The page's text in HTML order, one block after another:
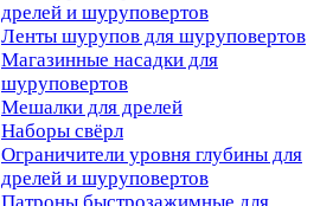
дрелей и шуруповертов
Ленты шурупов для шуруповертов
Магазинные насадки для
шуруповертов
Мешалки для дрелей
Наборы свёрл
Ограничители уровня глубины для
дрелей и шуруповертов